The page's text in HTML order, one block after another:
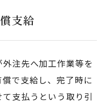
支給
注先へ加工作業等を
で支給し、完了時に
支払うという取り引